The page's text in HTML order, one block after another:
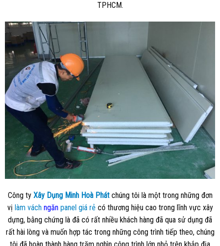
TPHCM.
Công ty Xây Dụng Minh Hoà Phát chúng tôi là một trong những đơn
vị làm vách ngănpanel giá rẻ có thương hiệu cao trong lĩnh vực xây
dựng, bằng chứng là đã có rất nhiều khách hàng đã qua sử dụng đã
rất hài lòng và muốn hợp tác trong những công trình tiếp theo, chúng